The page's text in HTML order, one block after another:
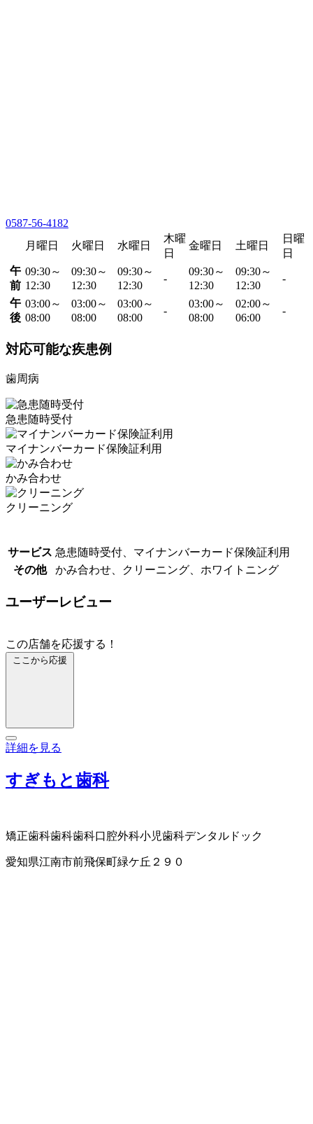
0587-56-4182
月曜日
火曜日 水曜日
木曜
日
金曜日 土曜日
日曜
日
午
前
09:30～
12:30
09:30～
12:30
09:30～
12:30
-
09:30～
12:30
09:30～
12:30
-
午
後
03:00～
08:00
03:00～
08:00
03:00～
08:00
-
03:00～
08:00
02:00～
06:00
-
対応可能な疾患例
歯周病
急患随時受付
マイナンバーカード保険証利用
かみ合わせ
クリーニング
サービス 急患随時受付、マイナンバーカード保険証利用
その他
かみ合わせ、クリーニング、ホワイトニング
ユーザーレビュー
この店舗を応援する！
ここから応援
詳細を見る
すぎもと歯科
矯正歯科歯科歯科口腔外科小児歯科デンタルドック
愛知県江南市前飛保町緑ケ丘２９０